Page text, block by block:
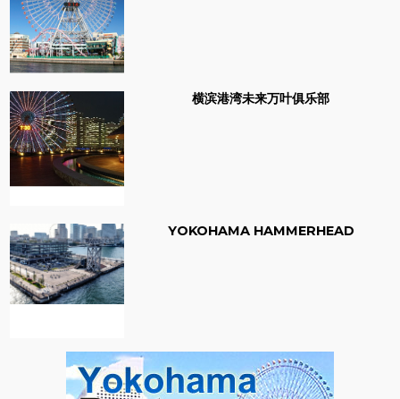
横滨港湾未来万叶俱乐部
YOKOHAMA HAMMERHEAD